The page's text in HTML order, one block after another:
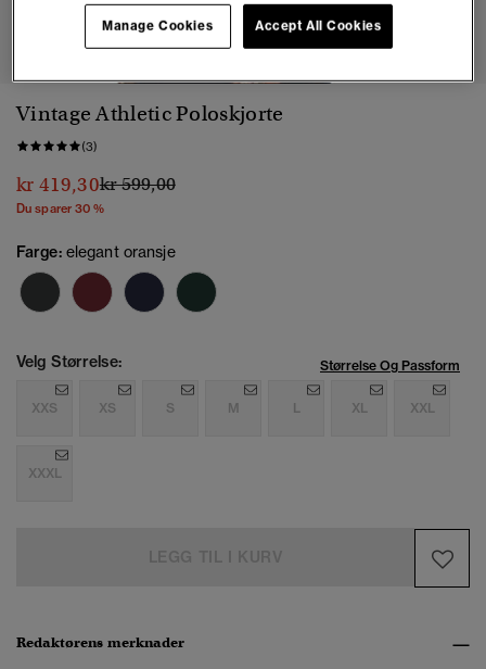
1 2 4 5 6
Vintage Athletic Poloskjorte
(3)
kr 419,30Pris nedsatt fra
kr 599,00til
Du sparer 30 %
Farge: elegant oransje
Velg Størrelse: Størrelse Og Passform
XXS XS S M L XL XXL
XXXL
Redaktørens merknader
Accept All Cookies
Manage Cookies